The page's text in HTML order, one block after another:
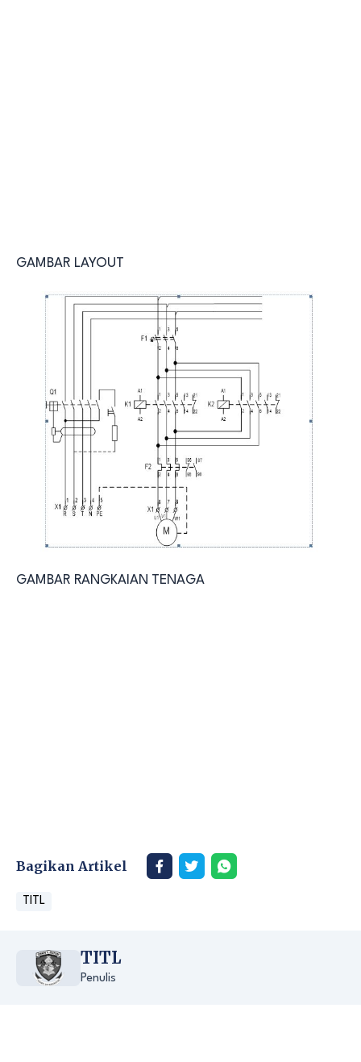
GAMBAR LAYOUT
GAMBAR RANGKAIAN TENAGA
Bagikan Artikel
TITL
TITL
Penulis